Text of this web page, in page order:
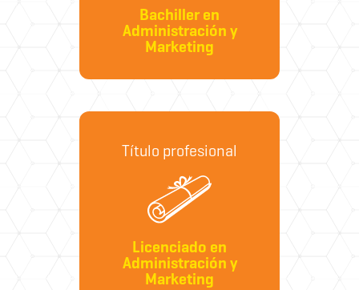
Bachiller en
Administración y
Marketing
Título profesional
Licenciado en
Administración y
Marketing